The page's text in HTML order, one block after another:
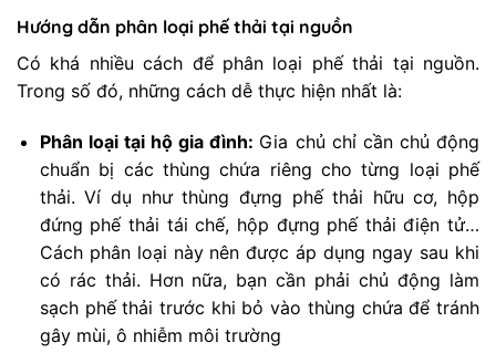
Hướng dẫn phân loại phế thải tại nguồn
Có khá nhiều cách để phân loại phế thải tại nguồn.
Trong số đó, những cách dễ thực hiện nhất là:
Phân loại tại hộ gia đình: Gia chủ chỉ cần chủ động
chuẩn bị các thùng chứa riêng cho từng loại phế
thải. Ví dụ như thùng đựng phế thải hữu cơ, hộp
đứng phế thải tái chế, hộp đựng phế thải điện tử…
Cách phân loại này nên được áp dụng ngay sau khi
có rác thải. Hơn nữa, bạn cần phải chủ động làm
sạch phế thải trước khi bỏ vào thùng chứa để tránh
gây mùi, ô nhiễm môi trường